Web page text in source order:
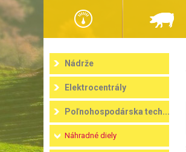
Nádrže
Elektrocentrály
Poľnohospodárska tech...
Náhradné diely